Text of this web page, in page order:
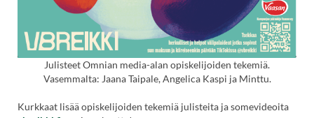
Julisteet Omnian media-alan opiskelijoiden tekemiä.
Vasemmalta: Jaana Taipale, Angelica Kaspi ja Minttu.
Kurkkaat lisää opiskelijoiden tekemiä julisteita ja somevideoita